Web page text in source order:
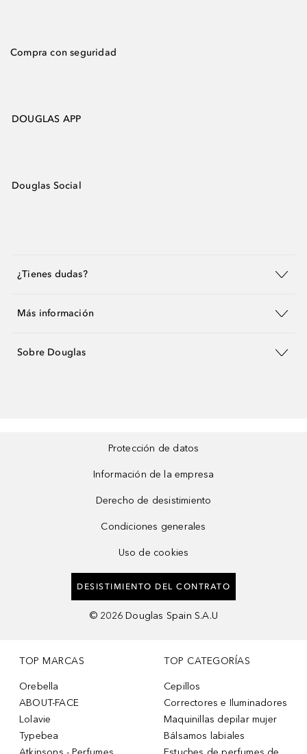
Compra con seguridad
DOUGLAS APP
Douglas Social
¿Tienes dudas?
Más información
Sobre Douglas
Protección de datos
Información de la empresa
Derecho de desistimiento
Condiciones generales
Uso de cookies
DESISTIMIENTO DEL CONTRATO
© 2026 Douglas Spain S.A.U
TOP MARCAS
Orebella
ABOUT-FACE
Lolavie
Typebea
TOP CATEGORÍAS
Cepillos
Correctores e Iluminadores
Maquinillas depilar mujer
Bálsamos labiales